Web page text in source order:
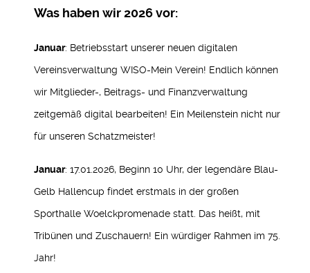
Was haben wir 2026 vor:
Januar: Betriebsstart unserer neuen digitalen
Vereinsverwaltung WISO-Mein Verein! Endlich können
wir Mitglieder-, Beitrags- und Finanzverwaltung
zeitgemäß digital bearbeiten! Ein Meilenstein nicht nur
für unseren Schatzmeister!
Januar: 17.01.2026, Beginn 10 Uhr, der legendäre Blau-
Gelb Hallencup findet erstmals in der großen
Sporthalle Woelckpromenade statt. Das heißt, mit
Tribünen und Zuschauern! Ein würdiger Rahmen im 75.
Jahr!